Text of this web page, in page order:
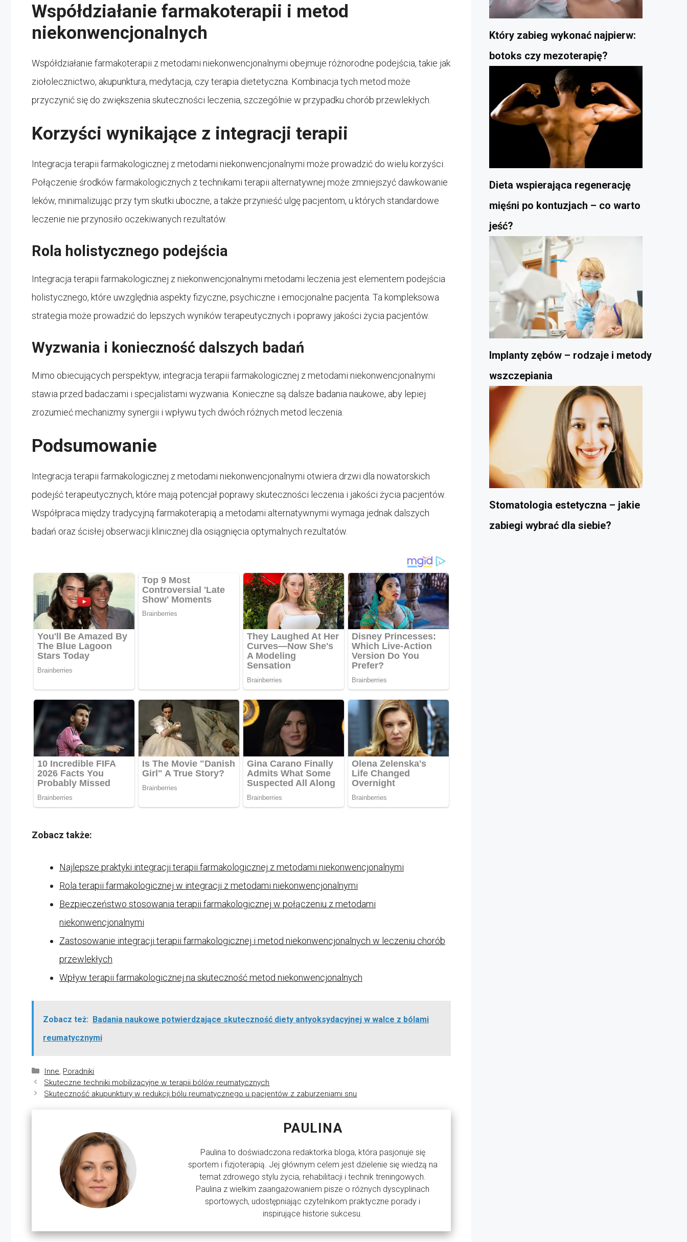
Współdziałanie farmakoterapii i metod
niekonwencjonalnych
Współdziałanie farmakoterapii z metodami niekonwencjonalnymi obejmuje różnorodne podejścia, takie jak
ziołolecznictwo, akupunktura, medytacja, czy terapia dietetyczna. Kombinacja tych metod może
przyczynić się do zwiększenia skuteczności leczenia, szczególnie w przypadku chorób przewlekłych.
Korzyści wynikające z integracji terapii
Integracja terapii farmakologicznej z metodami niekonwencjonalnymi może prowadzić do wielu korzyści.
Połączenie środków farmakologicznych z technikami terapii alternatywnej może zmniejszyć dawkowanie
leków, minimalizując przy tym skutki uboczne, a także przynieść ulgę pacjentom, u których standardowe
leczenie nie przynosiło oczekiwanych rezultatów.
Rola holistycznego podejścia
Integracja terapii farmakologicznej z niekonwencjonalnymi metodami leczenia jest elementem podejścia
holistycznego, które uwzględnia aspekty fizyczne, psychiczne i emocjonalne pacjenta. Ta kompleksowa
strategia może prowadzić do lepszych wyników terapeutycznych i poprawy jakości życia pacjentów.
Wyzwania i konieczność dalszych badań
Mimo obiecujących perspektyw, integracja terapii farmakologicznej z metodami niekonwencjonalnymi
stawia przed badaczami i specjalistami wyzwania. Konieczne są dalsze badania naukowe, aby lepiej
zrozumieć mechanizmy synergii i wpływu tych dwóch różnych metod leczenia.
Podsumowanie
Integracja terapii farmakologicznej z metodami niekonwencjonalnymi otwiera drzwi dla nowatorskich
podejść terapeutycznych, które mają potencjał poprawy skuteczności leczenia i jakości życia pacjentów.
Współpraca między tradycyjną farmakoterapią a metodami alternatywnymi wymaga jednak dalszych
badań oraz ścisłej obserwacji klinicznej dla osiągnięcia optymalnych rezultatów.
Zobacz także:
Najlepsze praktyki integracji terapii farmakologicznej z metodami niekonwencjonalnymi
Rola terapii farmakologicznej w integracji z metodami niekonwencjonalnymi
Bezpieczeństwo stosowania terapii farmakologicznej w połączeniu z metodami
niekonwencjonalnymi
Zastosowanie integracji terapii farmakologicznej i metod niekonwencjonalnych w leczeniu chorób
przewlekłych
Wpływ terapii farmakologicznej na skuteczność metod niekonwencjonalnych
Zobacz też:
Badania naukowe potwierdzające skuteczność diety antyoksydacyjnej w walce z bólami
reumatycznymi
Kategorie
Inne Poradniki
Skuteczne techniki mobilizacyjne w terapii bólów reumatycznych
Skuteczność akupunktury w redukcji bólu reumatycznego u pacjentów z zaburzeniami snu
PAULINA
Paulina to doświadczona redaktorka bloga, która pasjonuje się
sportem i fizjoterapią. Jej głównym celem jest dzielenie się wiedzą na
temat zdrowego stylu życia, rehabilitacji i technik treningowych.
Paulina z wielkim zaangażowaniem pisze o różnych dyscyplinach
sportowych, udostępniając czytelnikom praktyczne porady i
inspirujące historie sukcesu.
Który zabieg wykonać najpierw:
botoks czy mezoterapię?
Dieta wspierająca regenerację
mięśni po kontuzjach – co warto
jeść?
Implanty zębów – rodzaje i metody
wszczepiania
Stomatologia estetyczna – jakie
zabiegi wybrać dla siebie?